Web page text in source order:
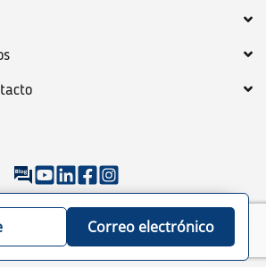
Condiciones generales
de Privacidad
para máquinas/vehículos
Correo electrónico